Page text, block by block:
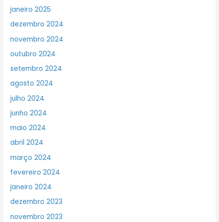
janeiro 2025
dezembro 2024
novembro 2024
outubro 2024
setembro 2024
agosto 2024
julho 2024
junho 2024
maio 2024
abril 2024
março 2024
fevereiro 2024
janeiro 2024
dezembro 2023
novembro 2023